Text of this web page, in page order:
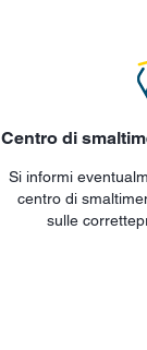
Centro di
Si informi
centro di
sulle